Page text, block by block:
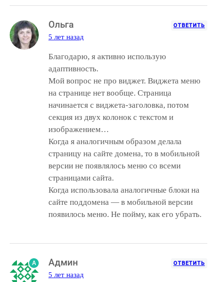
Ольга
5 лет назад
ОТВЕТИТЬ
Благодарю, я активно использую
адаптивность.
Мой вопрос не про виджет. Виджета меню
на странице нет вообще. Страница
начинается с виджета-заголовка, потом
секция из двух колонок с текстом и
изображением…
Когда я аналогичным образом делала
страницу на сайте домена, то в мобильной
версии не появлялось меню со всеми
страницами сайта.
Когда использовала аналогичные блоки на
сайте поддомена — в мобильной версии
появилось меню. Не пойму, как его убрать.
A Админ
5 лет назад
ОТВЕТИТЬ